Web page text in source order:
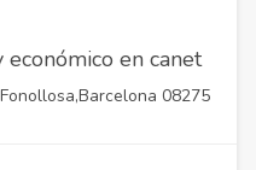
en canet
08275